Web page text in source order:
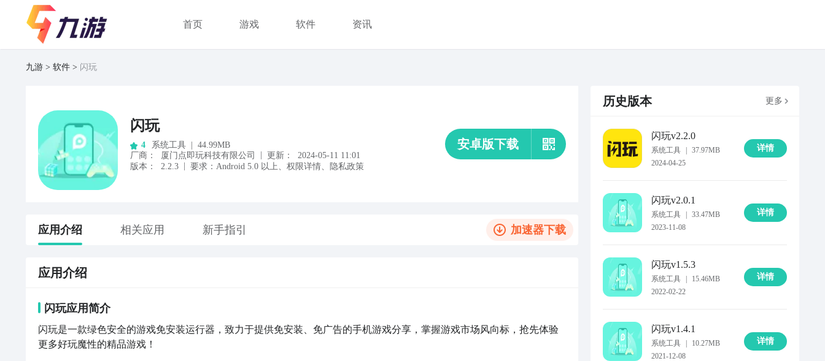
首页 游戏 软件 资讯
九游 软件 闪玩
闪玩
4 系统工具
44.99MB
厂商 ： 厦门点即玩科技有限公司 更新：
2024-05-11 11:01
版本：
2.2.3 要求： Android 5.0 以上、 权限详情、 隐私政策
安卓版下载
应用介绍 相关应用 新手指引 加速器下载
应用介绍
闪玩应用简介
闪玩是一款绿色安全的游戏免安装运行器，致力于提供免安装、免广告的手机游戏分享，掌握游戏市场风向标，抢先体验
更多好玩魔性的精品游戏！
历史版本 更多
闪玩v2.2.0
系统工具
37.97MB
2024-04-25
详情
闪玩v2.0.1
系统工具
33.47MB
2023-11-08
详情
闪玩v1.5.3
系统工具
15.46MB
2022-02-22
详情
闪玩v1.4.1
系统工具
10.27MB
2021-12-08
详情